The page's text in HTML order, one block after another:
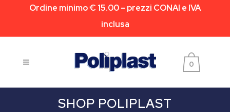
Ordine minimo € 15.00 – prezzi CONAI e IVA
inclusa
0
SHOP POLIPLAST